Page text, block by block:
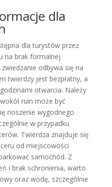
dla
dla turystów przez
na brak formalnej
odbywa się na
twierdzy jest bezpłatny, a
otwarcia. Należy
ruin może być
noszenie wygodnego
w przypadku
Twierdza znajduje się
od miejscowości
samochód. Z
i brak schronienia, warto
oraz wodę, szczególnie